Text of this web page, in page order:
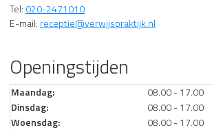
Tel: 020-2471010
E-mail: receptie@verwijspraktijk.nl
Openingstijden
Maandag:
08.00 - 17.00
Dinsdag:
08.00 - 17.00
Woensdag:
08.00 - 17.00